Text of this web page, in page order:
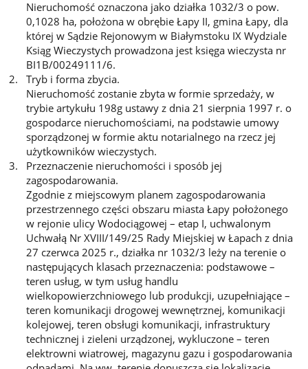
Nieruchomość oznaczona jako działka 1032/3 o pow.
0,1028 ha, położona w obrębie Łapy II, gmina Łapy, dla
której w Sądzie Rejonowym w Białymstoku IX Wydziale
Ksiąg Wieczystych prowadzona jest księga wieczysta nr
BI1B/00249111/6.
Tryb i forma zbycia.
Nieruchomość zostanie zbyta w formie sprzedaży, w
trybie artykułu 198g ustawy z dnia 21 sierpnia 1997 r. o
gospodarce nieruchomościami, na podstawie umowy
sporządzonej w formie aktu notarialnego na rzecz jej
użytkowników wieczystych.
Przeznaczenie nieruchomości i sposób jej
zagospodarowania.
Zgodnie z miejscowym planem zagospodarowania
przestrzennego części obszaru miasta Łapy położonego
w rejonie ulicy Wodociągowej – etap I, uchwalonym
Uchwałą Nr XVIII/149/25 Rady Miejskiej w Łapach z dnia
27 czerwca 2025 r., działka nr 1032/3 leży na terenie o
następujących klasach przeznaczenia: podstawowe –
teren usług, w tym usług handlu
wielkopowierzchniowego lub produkcji, uzupełniające –
teren komunikacji drogowej wewnętrznej, komunikacji
kolejowej, teren obsługi komunikacji, infrastruktury
technicznej i zieleni urządzonej, wykluczone – teren
elektrowni wiatrowej, magazynu gazu i gospodarowania